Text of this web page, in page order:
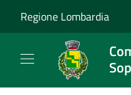
Regione Lombardia